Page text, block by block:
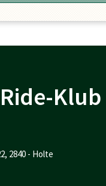
Klub
2840 - Holte